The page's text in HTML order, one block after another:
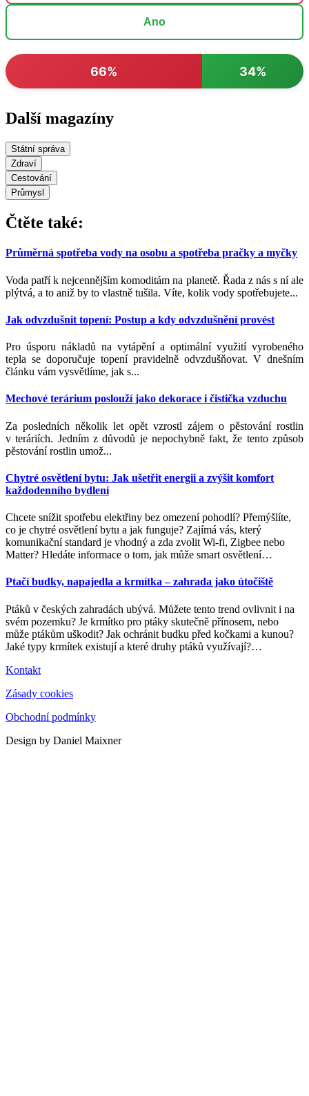
Ano
66% 34%
Další magazíny
Státní správa
Zdraví
Cestování
Průmysl
Čtěte také:
Průměrná spotřeba vody na osobu a spotřeba pračky a myčky
Voda patří k nejcennějším komoditám na planetě. Řada z nás s ní ale
plýtvá, a to aniž by to vlastně tušila. Víte, kolik vody spotřebujete...
Jak odvzdušnit topení: Postup a kdy odvzdušnění provést
Pro úsporu nákladů na vytápění a optimální využití vyrobeného
tepla se doporučuje topení pravidelně odvzdušňovat. V dnešním
článku vám vysvětlíme, jak s...
Mechové terárium poslouží jako dekorace i čistička vzduchu
Za posledních několik let opět vzrostl zájem o pěstování rostlin
v teráriích. Jedním z důvodů je nepochybně fakt, že tento způsob
pěstování rostlin umož...
Chytré osvětlení bytu: Jak ušetřit energii a zvýšit komfort
každodenního bydlení
Chcete snížit spotřebu elektřiny bez omezení pohodlí? Přemýšlíte,
co je chytré osvětlení bytu a jak funguje? Zajímá vás, který
komunikační standard je vhodný a zda zvolit Wi-fi, Zigbee nebo
Matter? Hledáte informace o tom, jak může smart osvětlení…
Ptačí budky, napajedla a krmítka – zahrada jako útočiště
Ptáků v českých zahradách ubývá. Můžete tento trend ovlivnit i na
svém pozemku? Je krmítko pro ptáky skutečně přínosem, nebo
může ptákům uškodit? Jak ochránit budku před kočkami a kunou?
Jaké typy krmítek existují a které druhy ptáků využívají?…
Kontakt
Zásady cookies
Obchodní podmínky
Design by Daniel Maixner